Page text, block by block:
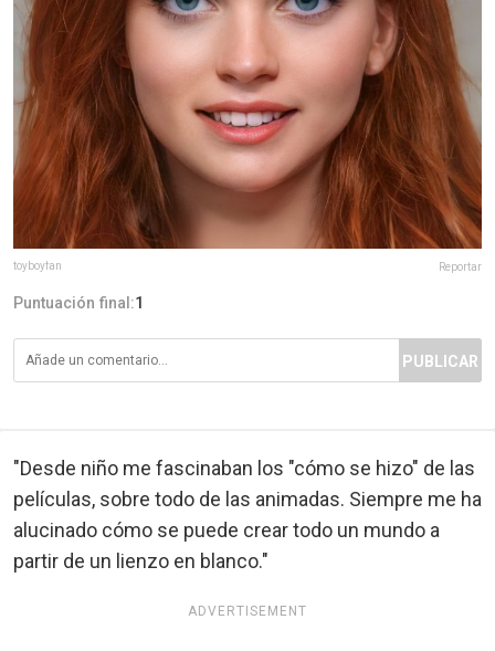
toyboyfan Reportar
Puntuación final:1
PUBLICAR
"Desde niño me fascinaban los "cómo se hizo" de las
películas, sobre todo de las animadas. Siempre me ha
alucinado cómo se puede crear todo un mundo a
partir de un lienzo en blanco."
ADVERTISEMENT